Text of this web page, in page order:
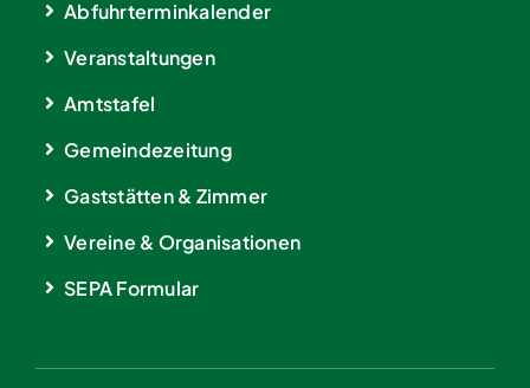
Abfuhrterminkalender
Veranstaltungen
Amtstafel
Gemeindezeitung
Gaststätten & Zimmer
Vereine & Organisationen
SEPA Formular